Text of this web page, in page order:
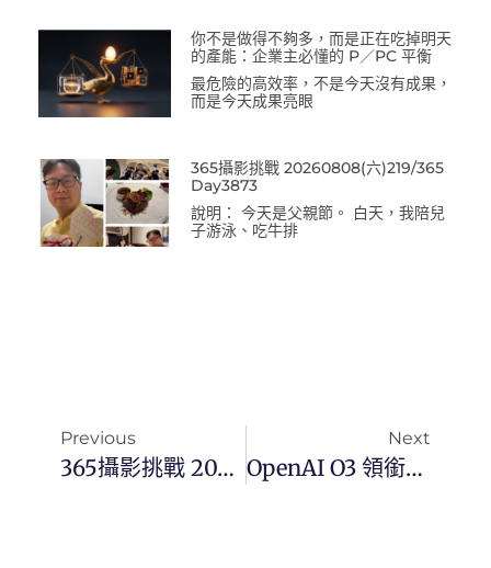
你不是做得不夠多，而是正在吃掉明天
的產能：企業主必懂的 P／PC 平衡
最危險的高效率，不是今天沒有成果，
而是今天成果亮眼
365攝影挑戰 20260808(六)219/365
Day3873
說明： 今天是父親節。 白天，我陪兒
子游泳、吃牛排
Previous
365攝影挑戰 20250419(六)109/365 Day3378
Next
OpenAI O3 領銜，AI 智能競逐進入高階推理時代